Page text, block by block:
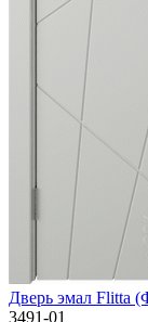
Дверь эмал Flitta
3491-01